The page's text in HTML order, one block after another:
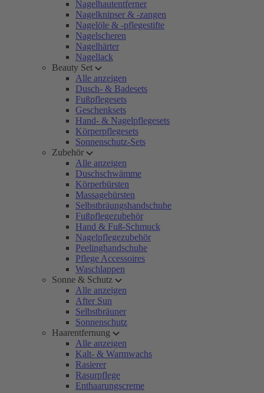
Nagelhautentferner
Nagelknipser & -zangen
Nagelöle & -pflegestifte
Nagelscheren
Nagelhärter
Nagellack
Beauty Set
Alle anzeigen
Dusch- & Badesets
Fußpflegesets
Geschenksets
Hand- & Nagelpflegesets
Körperpflegesets
Sonnenschutz-Sets
Zubehör
Alle anzeigen
Duschschwämme
Körperbürsten
Massagebürsten
Selbstbräungshandschuhe
Fußpflegezubehör
Hand & Fuß-Schmuck
Nagelpflegezubehör
Peelinghandschuhe
Pflege Accessoires
Waschlappen
Sonne & Schutz
Alle anzeigen
After Sun
Selbstbräuner
Sonnenschutz
Haarentfernung
Alle anzeigen
Kalt- & Warmwachs
Rasierer
Rasurpflege
Enthaarungscreme